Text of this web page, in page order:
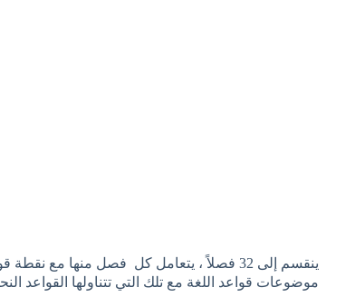
موضوعات قواعد اللغة مع تلك التي تتناولها القواعد